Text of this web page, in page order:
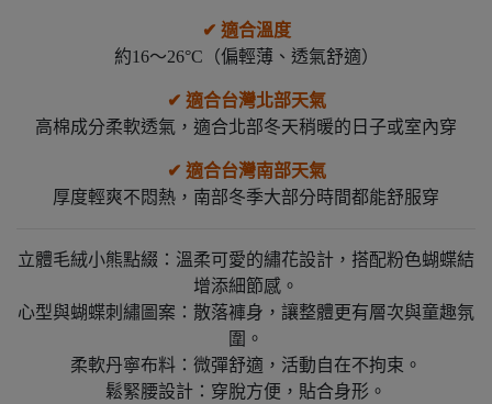
✔︎ 適合溫度
約16～26°C（偏輕薄、透氣舒適）
✔︎ 適合台灣北部天氣
高棉成分柔軟透氣，適合北部冬天稍暖的日子或室內穿
✔︎ 適合台灣南部天氣
厚度輕爽不悶熱，南部冬季大部分時間都能舒服穿
立體毛絨小熊點綴：溫柔可愛的繡花設計，搭配粉色蝴蝶結
增添細節感。
心型與蝴蝶刺繡圖案：散落褲身，讓整體更有層次與童趣氛
圍。
柔軟丹寧布料：微彈舒適，活動自在不拘束。
鬆緊腰設計：穿脫方便，貼合身形。